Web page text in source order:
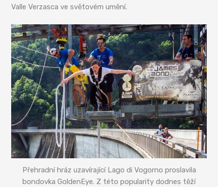
Valle Verzasca ve světovém umění.
Přehradní hráz uzavírající Lago di Vogorno proslavila
bondovka GoldenEye. Z této popularity dodnes těží